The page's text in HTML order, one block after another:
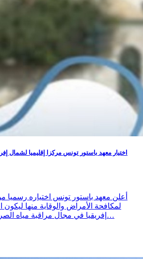
اختيار معهد باستور تونس مركزا إقليميا لشمال
أعلن معهد باستور تونس اختياره رسميا
لمكافحة الأمراض والوقاية منها ليكون
إفريقيا في مجال مراقبة مياه الصرف الصحي والبيئة، في…